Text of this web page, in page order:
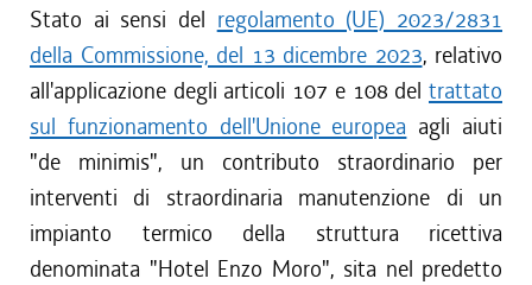
Stato ai sensi del regolamento (UE) 2023/2831
della Commissione, del 13 dicembre 2023, relativo
all'applicazione degli articoli 107 e 108 del trattato
sul funzionamento dell'Unione europea agli aiuti
"de minimis", un contributo straordinario per
interventi di straordinaria manutenzione di un
impianto termico della struttura ricettiva
denominata "Hotel Enzo Moro", sita nel predetto